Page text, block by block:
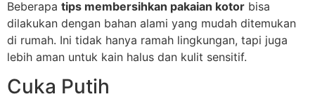
Beberapa tips membersihkan pakaian kotor bisa
dilakukan dengan bahan alami yang mudah ditemukan
di rumah. Ini tidak hanya ramah lingkungan, tapi juga
lebih aman untuk kain halus dan kulit sensitif.
Cuka Putih